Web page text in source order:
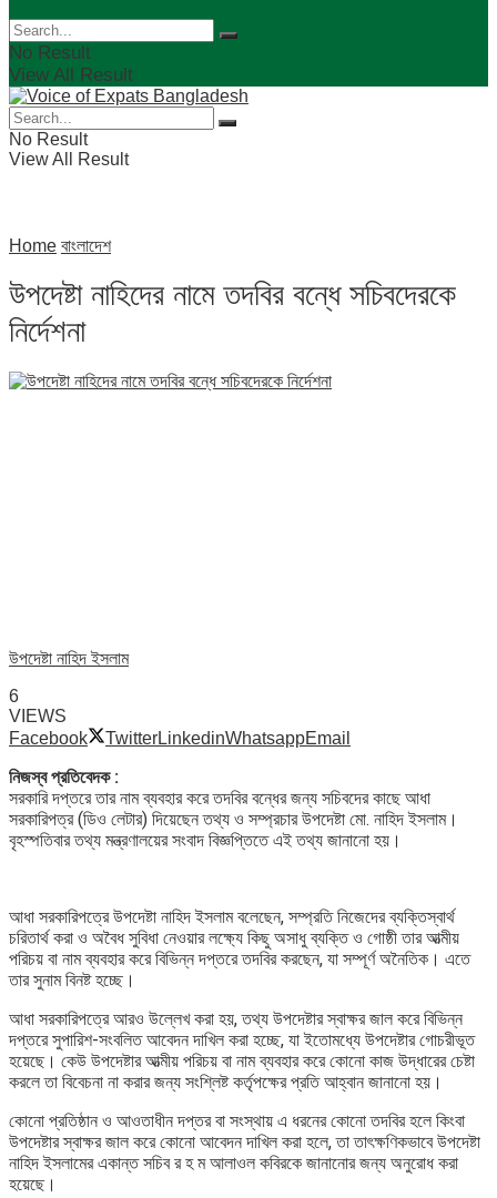
No Result
View All Result
No Result
View All Result
Home বাংলাদেশ
উপদেষ্টা নাহিদের নামে তদবির বন্ধে সচিবদেরকে
নির্দেশনা
উপদেষ্টা নাহিদ ইসলাম
6
VIEWS
Facebook
TwitterLinkedinWhatsappEmail
নিজস্ব প্রতিবেদক :
সরকারি দপ্তরে তার নাম ব্যবহার করে তদবির বন্ধের জন্য সচিবদের কাছে আধা
সরকারিপত্র (ডিও লেটার) দিয়েছেন তথ্য ও সম্প্রচার উপদেষ্টা মো. নাহিদ ইসলাম।
বৃহস্পতিবার তথ্য মন্ত্রণালয়ের সংবাদ বিজ্ঞপ্তিতে এই তথ্য জানানো হয়।
আধা সরকারিপত্রে উপদেষ্টা নাহিদ ইসলাম বলেছেন, সম্প্রতি নিজেদের ব্যক্তিস্বার্থ
চরিতার্থ করা ও অবৈধ সুবিধা নেওয়ার লক্ষ্যে কিছু অসাধু ব্যক্তি ও গোষ্ঠী তার আত্মীয়
পরিচয় বা নাম ব্যবহার করে বিভিন্ন দপ্তরে তদবির করছেন, যা সম্পূর্ণ অনৈতিক। এতে
তার সুনাম বিনষ্ট হচ্ছে।
আধা সরকারিপত্রে আরও উল্লেখ করা হয়, তথ্য উপদেষ্টার স্বাক্ষর জাল করে বিভিন্ন
দপ্তরে সুপারিশ-সংবলিত আবেদন দাখিল করা হচ্ছে, যা ইতোমধ্যে উপদেষ্টার গোচরীভূত
হয়েছে। কেউ উপদেষ্টার আত্মীয় পরিচয় বা নাম ব্যবহার করে কোনো কাজ উদ্ধারের চেষ্টা
করলে তা বিবেচনা না করার জন্য সংশ্লিষ্ট কর্তৃপক্ষের প্রতি আহ্বান জানানো হয়।
কোনো প্রতিষ্ঠান ও আওতাধীন দপ্তর বা সংস্থায় এ ধরনের কোনো তদবির হলে কিংবা
উপদেষ্টার স্বাক্ষর জাল করে কোনো আবেদন দাখিল করা হলে, তা তাৎক্ষণিকভাবে উপদেষ্টা
নাহিদ ইসলামের একান্ত সচিব র হ ম আলাওল কবিরকে জানানোর জন্য অনুরোধ করা
হয়েছে।